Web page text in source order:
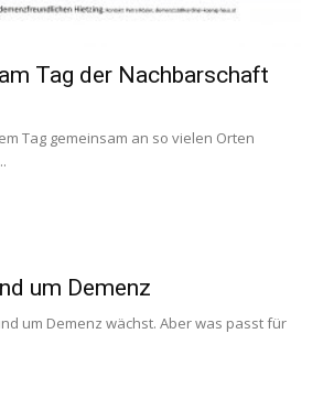
Tag der Nachbarschaft
Tag gemeinsam an so vielen Orten
um Demenz
um Demenz wächst. Aber was passt für